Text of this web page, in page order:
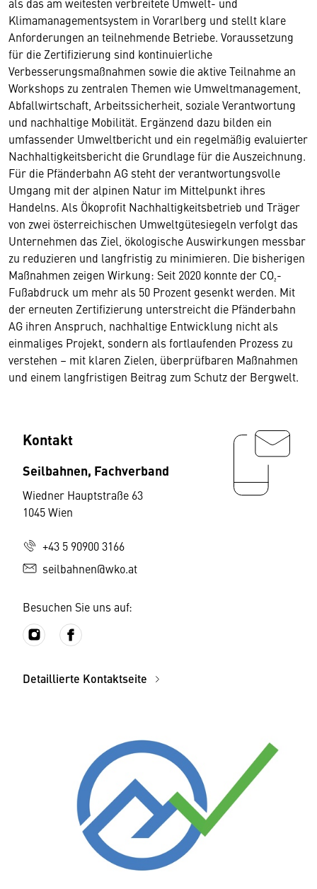
Klimamanagementsystem in Vorarlberg und stellt klare
Anforderungen an teilnehmende Betriebe. Voraussetzung
für die Zertifizierung sind kontinuierliche
Verbesserungsmaßnahmen sowie die aktive Teilnahme an
Workshops zu zentralen Themen wie Umweltmanagement,
Abfallwirtschaft, Arbeitssicherheit, soziale Verantwortung
und nachhaltige Mobilität. Ergänzend dazu bilden ein
umfassender Umweltbericht und ein regelmäßig evaluierter
Nachhaltigkeitsbericht die Grundlage für die Auszeichnung.
Für die Pfänderbahn AG steht der verantwortungsvolle
Umgang mit der alpinen Natur im Mittelpunkt ihres
Handelns. Als Ökoprofit Nachhaltigkeitsbetrieb und Träger
von zwei österreichischen Umweltgütesiegeln verfolgt das
Unternehmen das Ziel, ökologische Auswirkungen messbar
zu reduzieren und langfristig zu minimieren. Die bisherigen
Maßnahmen zeigen Wirkung: Seit 2020 konnte der CO₂-
Fußabdruck um mehr als 50 Prozent gesenkt werden. Mit
der erneuten Zertifizierung unterstreicht die Pfänderbahn
AG ihren Anspruch, nachhaltige Entwicklung nicht als
einmaliges Projekt, sondern als fortlaufenden Prozess zu
verstehen – mit klaren Zielen, überprüfbaren Maßnahmen
und einem langfristigen Beitrag zum Schutz der Bergwelt.
Kontakt
Seilbahnen, Fachverband
Wiedner Hauptstraße 63
1045 Wien
+43 5 90900 3166
seilbahnen@wko.at
Besuchen Sie uns auf:
Detaillierte Kontaktseite